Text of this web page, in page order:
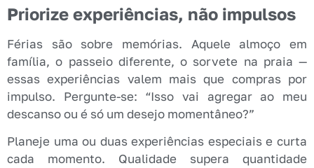
Priorize experiências, não impulsos
Férias são sobre memórias. Aquele almoço em
família, o passeio diferente, o sorvete na praia —
essas experiências valem mais que compras por
impulso. Pergunte-se: “Isso vai agregar ao meu
descanso ou é só um desejo momentâneo?”
Planeje uma ou duas experiências especiais e curta
cada momento. Qualidade supera quantidade